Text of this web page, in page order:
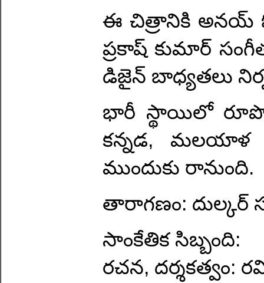
ఈ చిత్రానికి అనయ్
ప్రకాష్ కుమార్
డిజైన్ బాధ్యతలు
భారీ స్థాయిలో
కన్నడ, మలయాళ
ముందుకు రానుంది.
తారాగణం: దుల్కర్
సాంకేతిక సిబ్బంది:
రచన, దర్శకత్వం: